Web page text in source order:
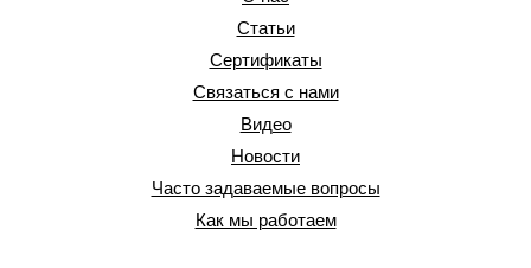
Статьи
Сертификаты
Связаться с нами
Видео
Новости
Часто задаваемые вопросы
Как мы работаем